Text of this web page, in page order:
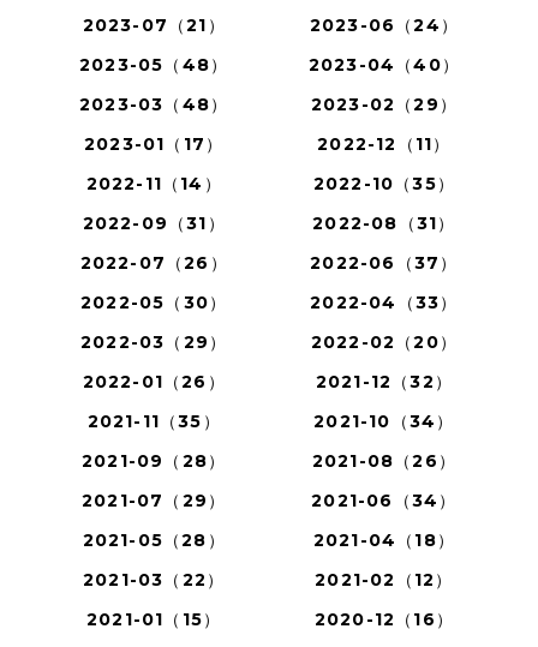
2023-07（21）
2023-06（24）
2023-05（48）
2023-04（40）
2023-03（48）
2023-02（29）
2023-01（17）
2022-12（11）
2022-11（14）
2022-10（35）
2022-09（31）
2022-08（31）
2022-07（26）
2022-06（37）
2022-05（30）
2022-04（33）
2022-03（29）
2022-02（20）
2022-01（26）
2021-12（32）
2021-11（35）
2021-10（34）
2021-09（28）
2021-08（26）
2021-07（29）
2021-06（34）
2021-05（28）
2021-04（18）
2021-03（22）
2021-02（12）
2021-01（15）
2020-12（16）